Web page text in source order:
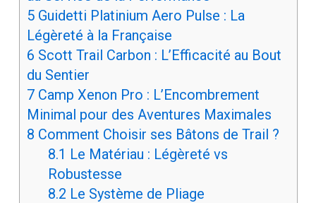
5Guidetti Platinium Aero Pulse : La
Légèreté à la Française
6 Scott Trail Carbon : L’Efficacité au Bout
du Sentier
7Camp Xenon Pro : L’Encombrement
Minimal pour des Aventures Maximales
8 Comment Choisir ses Bâtons de Trail ?
8.1 Le Matériau : Légèreté vs
Robustesse
8.2 Le Système de Pliage